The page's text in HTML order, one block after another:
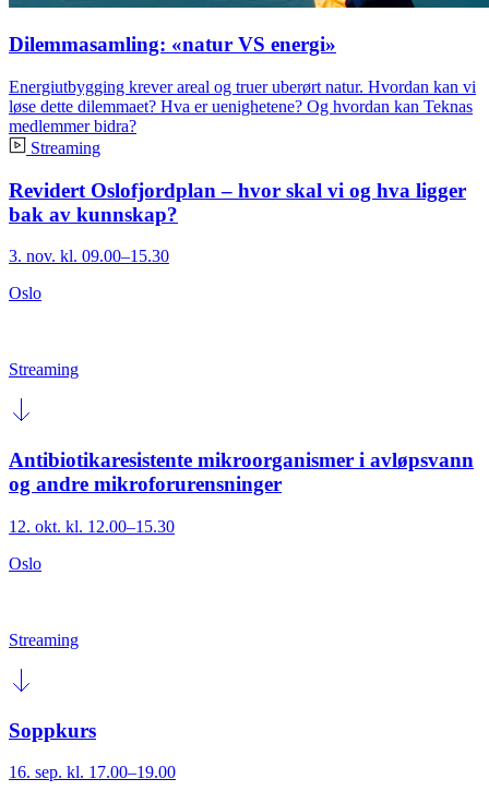
Dilemmasamling: «natur VS energi»
Energiutbygging krever areal og truer uberørt natur. Hvordan kan vi
løse dette dilemmaet? Hva er uenighetene? Og hvordan kan Teknas
medlemmer bidra?
Streaming
Revidert Oslofjordplan – hvor skal vi og hva ligger
bak av kunnskap?
3. nov. kl. 09.00–15.30
Oslo
Streaming
Antibiotikaresistente mikroorganismer i avløpsvann
og andre mikroforurensninger
12. okt. kl. 12.00–15.30
Oslo
Streaming
Soppkurs
16. sep. kl. 17.00–19.00